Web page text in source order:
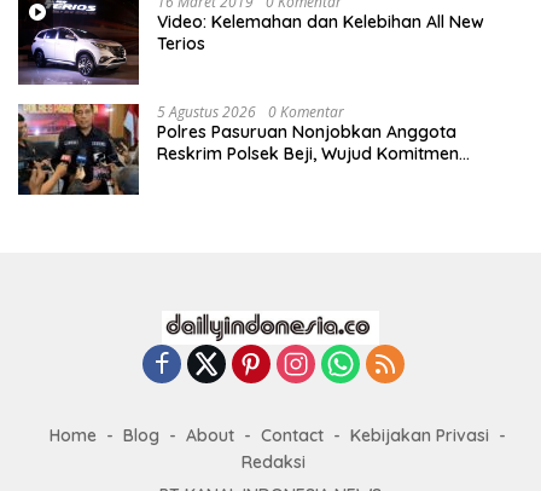
Video: Kelemahan dan Kelebihan All New
Terios
5 Agustus 2026 0 Komentar
Polres Pasuruan Nonjobkan Anggota
Reskrim Polsek Beji, Wujud Komitmen
Home Blog About Contact
Kebijakan Privasi
Redaksi